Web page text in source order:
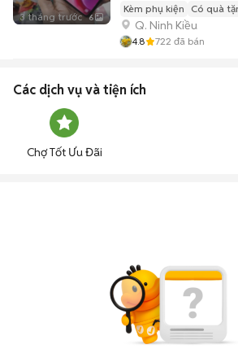
3 tháng trước 6
Kèm phụ kiện Có quà
Q. Ninh Kiều
4.8 722 đã bán
Các dịch vụ và tiện ích
Chợ Tốt Ưu Đãi